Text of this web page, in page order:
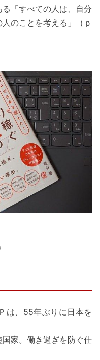
「すべての人は、自分
のことを考える」（ｐ
は、55年ぶりに日本を
家。働き過ぎを防ぐ仕